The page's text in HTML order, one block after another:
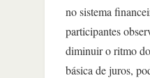
no sistema
participantes
diminuir o ritmo
básica de juros,